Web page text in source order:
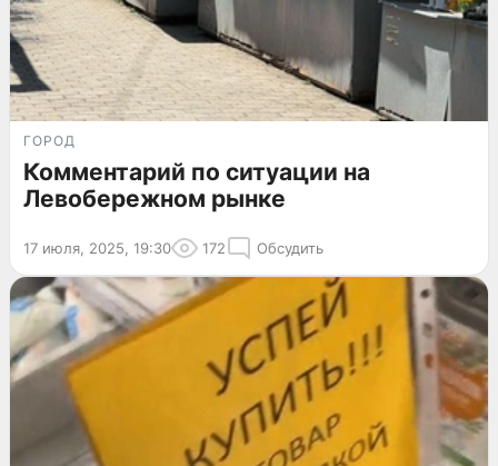
ГОРОД
Комментарий по ситуации на
Левобережном рынке
17 июля, 2025, 19:30 172 Обсудить